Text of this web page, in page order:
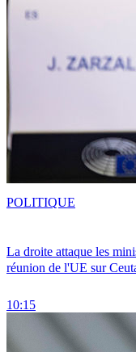
La droite attaque les
réunion de l'UE sur
10:15
POLITIQUE